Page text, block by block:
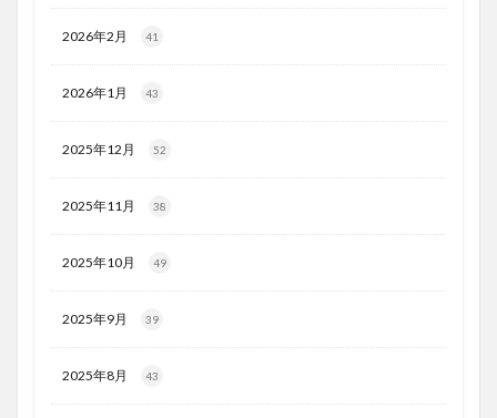
2026年2月 41
2026年1月 43
2025年12月 52
2025年11月 38
2025年10月 49
2025年9月 39
2025年8月 43